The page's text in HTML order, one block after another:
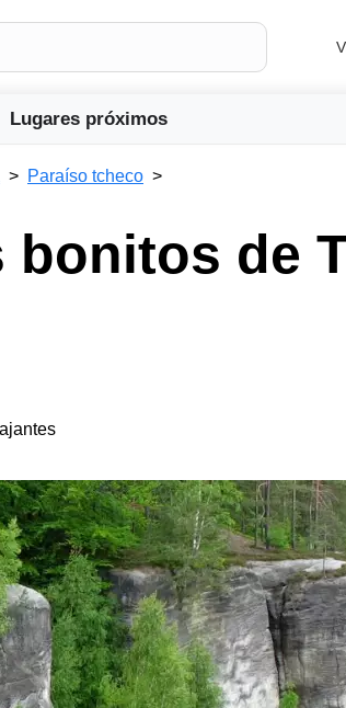
Lugares próximos
Paraíso tcheco
bonitos de